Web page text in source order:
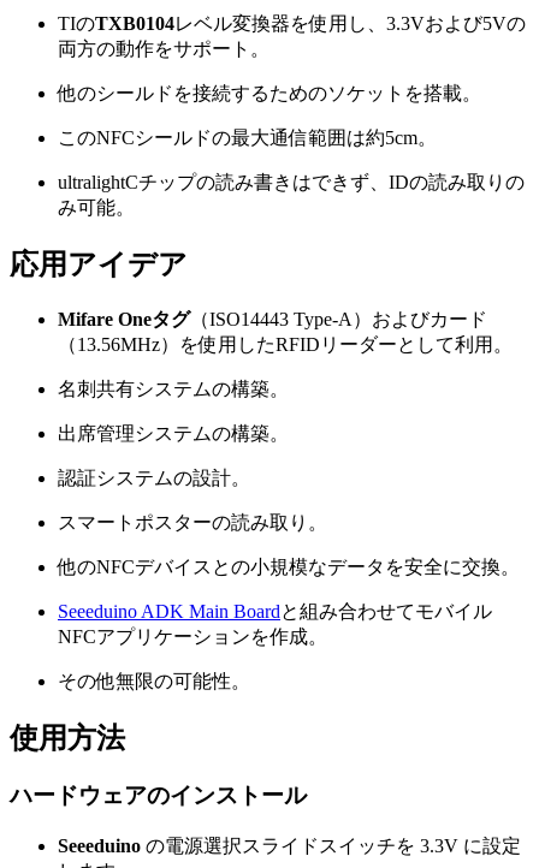
TIのTXB0104レベル変換器を使用し、3.3Vおよび5Vの
両方の動作をサポート。
他のシールドを接続するためのソケットを搭載。
このNFCシールドの最大通信範囲は約5cm。
ultralightCチップの読み書きはできず、IDの読み取りの
み可能。
応用アイデア
Mifare Oneタグ（ISO14443 Type-A）およびカード
（13.56MHz）を使用したRFIDリーダーとして利用。
名刺共有システムの構築。
出席管理システムの構築。
認証システムの設計。
スマートポスターの読み取り。
他のNFCデバイスとの小規模なデータを安全に交換。
Seeeduino ADK Main Boardと組み合わせてモバイル
NFCアプリケーションを作成。
その他無限の可能性。
使用方法
ハードウェアのインストール
Seeeduino の電源選択スライドスイッチを 3.3V に設定